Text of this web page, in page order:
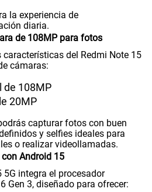
NO
la experiencia de
diaria.
de 108MP para fotos
del Redmi Note 15
cámaras:
de 108MP
20MP
capturar fotos con buen
y selfies ideales para
o realizar videollamadas.
Android 15
5G integra el procesador
Gen 3, diseñado para ofrecer: